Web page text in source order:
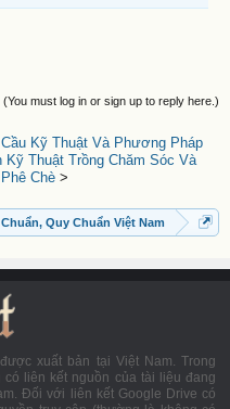
(You must log in or sign up to reply here.)
Kỹ Thuật Và Phương Pháp
Kỹ Thuật Trồng Chăm Sóc Và
Chè>
Quy Chuẩn Việt Nam
xuất bản tại Việt Nam. Trong
liên kết nguồn của tài liệu đang
Đối với liên kết Google Drive có